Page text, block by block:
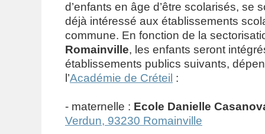
d’enfants en âge d’être scolarisés, se
déjà intéressé aux établissements
commune. En fonction de la
Romainville, les enfants seront
établissements publics suivants,
l’Académie de Créteil :
- maternelle : Ecole Danielle
Verdun, 93230 Romainville